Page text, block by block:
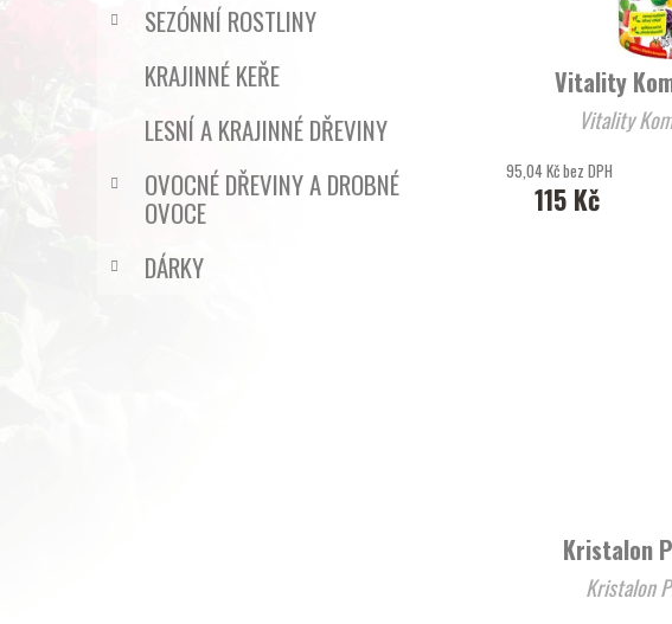
SEZÓNNÍ ROSTLINY
KRAJINNÉ KEŘE
LESNÍ A KRAJINNÉ DŘEVINY
OVOCNÉ DŘEVINY A DROBNÉ
OVOCE
DÁRKY
Vitality
Vitality
95,04 Kč bez DPH
115 Kč
Kristalon
Kristalon